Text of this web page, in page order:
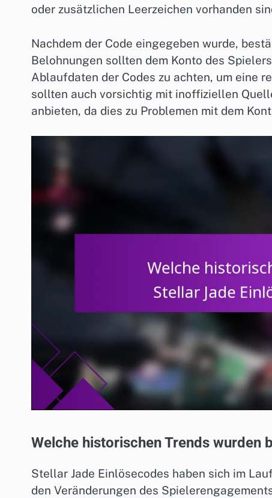
oder zusätzlichen Leerzeichen vorhanden
Nachdem der Code eingegeben wurde,
Belohnungen sollten dem Konto des
Ablaufdaten der Codes zu achten, um eine
sollten auch vorsichtig mit inoffiziellen
anbieten, da dies zu Problemen mit dem
Welche historischen Trends wurden
Stellar Jade Einlösecodes haben sich im
den Veränderungen des